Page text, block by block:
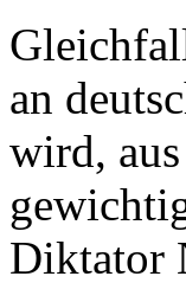
an
wird,
Diktator